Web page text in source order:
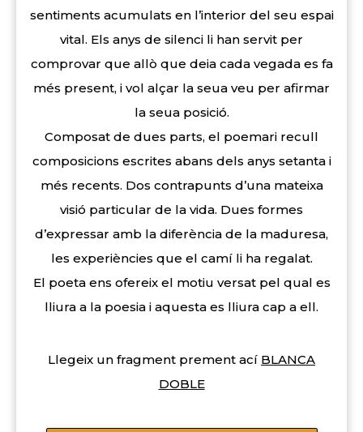
sentiments acumulats en l’interior del seu espai
vital. Els anys de silenci li han servit per
comprovar que allò que deia cada vegada es fa
més present, i vol alçar la seua veu per afirmar
la seua posició.
Composat de dues parts, el poemari recull
composicions escrites abans dels anys setanta i
més recents. Dos contrapunts d’una mateixa
visió particular de la vida. Dues formes
d’expressar amb la diferència de la maduresa,
les experiències que el camí li ha regalat.
El poeta ens ofereix el motiu versat pel qual es
lliura a la poesia i aquesta es lliura cap a ell.
Llegeix un fragment prement ací BLANCA
DOBLE